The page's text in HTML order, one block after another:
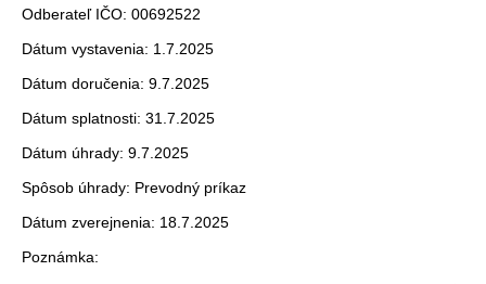
Odberateľ IČO: 00692522
Dátum vystavenia: 1.7.2025
Dátum doručenia: 9.7.2025
Dátum splatnosti: 31.7.2025
Dátum úhrady: 9.7.2025
Spôsob úhrady: Prevodný príkaz
Dátum zverejnenia: 18.7.2025
Poznámka: